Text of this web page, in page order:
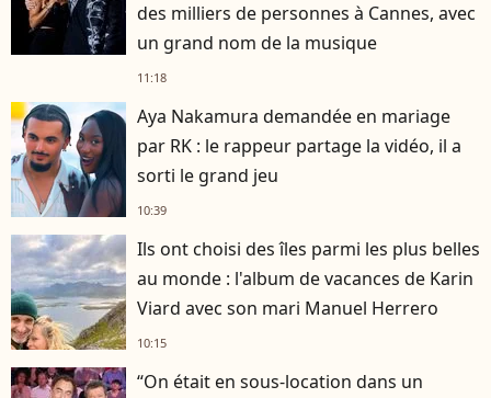
des milliers de personnes à Cannes, avec
un grand nom de la musique
11:18
Aya Nakamura demandée en mariage
par RK : le rappeur partage la vidéo, il a
sorti le grand jeu
10:39
Ils ont choisi des îles parmi les plus belles
au monde : l'album de vacances de Karin
Viard avec son mari Manuel Herrero
10:15
“On était en sous-location dans un